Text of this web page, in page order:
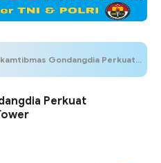
Gondangdia Perkuat Pengamanan Nasdem Tower
Perkuat